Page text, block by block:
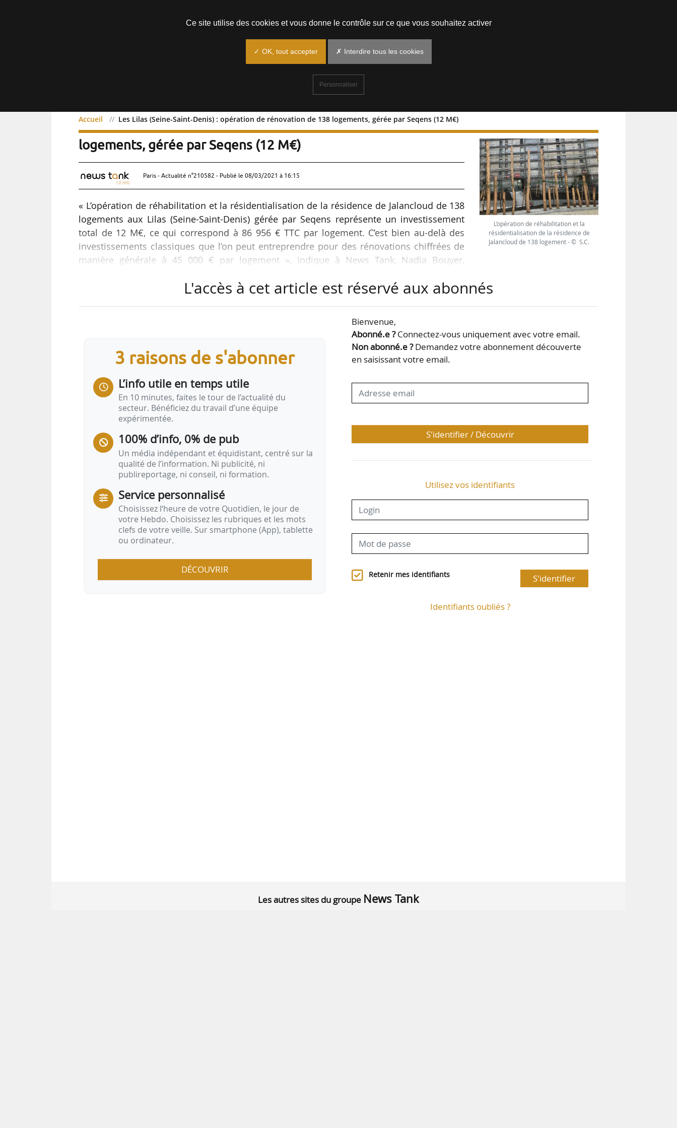
Accueil Les Lilas (Seine-Saint-Denis) : opération de rénovation de 138 logements, gérée par Seqens (12 M€)
Les Lilas (Seine-Saint-Denis) : opération de rénovation de 138
logements, gérée par Seqens (12 M€)
Paris - Actualité n°210582 - Publié le 08/03/2021 à 16:15
« L’opération de réhabilitation et la résidentialisation de la résidence de Jalancloud de 138
logements aux Lilas (Seine-Saint-Denis) gérée par Seqens représente un investissement
total de 12 M€, ce qui correspond à 86 956 € TTC par logement. C’est bien au-delà des
investissements classiques que l’on peut entreprendre pour des rénovations chiffrées de
manière générale à 45 000 € par logement », indique à News Tank, Nadia Bouyer,
chantier, en présence d’ Emmanuelle Wargon, ministre chargée du Logement et de
L’opération de réhabilitation et la
résidentialisation de la résidence de
Jalancloud de 138 logement - © S.C.
L'accès à cet article est réservé aux abonnés
3 raisons de s'abonner
L’info utile en temps utile
En 10 minutes, faites le tour de l’actualité du
secteur. Bénéficiez du travail d’une équipe
expérimentée.
100% d’info, 0% de pub
Un média indépendant et équidistant, centré sur la
qualité de l’information. Ni publicité, ni
publireportage, ni conseil, ni formation.
Service personnalisé
Choisissez l‘heure de votre Quotidien, le jour de
votre Hebdo. Choisissez les rubriques et les mots
clefs de votre veille. Sur smartphone (App), tablette
ou ordinateur.
DÉCOUVRIR
Bienvenue,
Abonné.e ?Connectez-vous uniquement avec votre email.
Non abonné.e ?Demandez votre abonnement découverte
en saisissant votre email.
S'identifier / Découvrir
Utilisez vos identifiants
Retenir mes identifiants S'identifier
Identifiants oubliés ?
Les autres sites du groupe News Tank
Ce site utilise des cookies et vous donne le contrôle sur ce que vous souhaitez activer
✓ OK, tout accepter ✗ Interdire tous les cookies
Personnaliser